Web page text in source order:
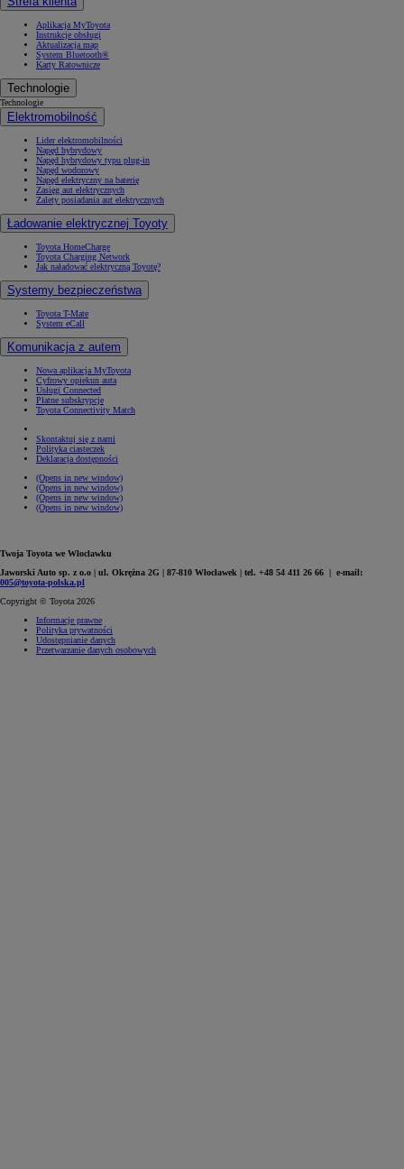
Aplikacja MyToyota
Instrukcje obsługi
Aktualizacja map
System Bluetooth®
Karty Ratownicze
Technologie
Technologie
Elektromobilność
Lider elektromobilności
Napęd hybrydowy
Napęd hybrydowy typu plug-in
Napęd wodorowy
Napęd elektryczny na baterię
Zasięg aut elektrycznych
Zalety posiadania aut elektrycznych
Ładowanie elektrycznej Toyoty
Toyota HomeCharge
Toyota Charging Network
Jak naładować elektryczną Toyotę?
Systemy bezpieczeństwa
Toyota T-Mate
System eCall
Komunikacja z autem
Nowa aplikacja MyToyota
Cyfrowy opiekun auta
Usługi Connected
Płatne subskrypcje
Toyota Connectivity Match
Skontaktuj się z nami
Polityka ciasteczek
Deklaracja dostępności
(Opens in new window)
(Opens in new window)
(Opens in new window)
(Opens in new window)
Twoja Toyota we Włocławku
Jaworski Auto sp. z o.o | ul. Okrężna 2G | 87-810 Włocławek | tel. +48 54 411 26 66 | e-mail:
005@toyota-polska.pl
Copyright © Toyota 2026
Informacje prawne
Polityka prywatności
Udostępnianie danych
Przetwarzanie danych osobowych